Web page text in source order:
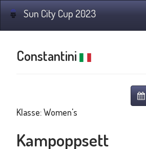
Sun City Cup 2023
Constantini
Klasse: Women's
Kampoppsett